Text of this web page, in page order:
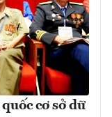
cơ sở dữ